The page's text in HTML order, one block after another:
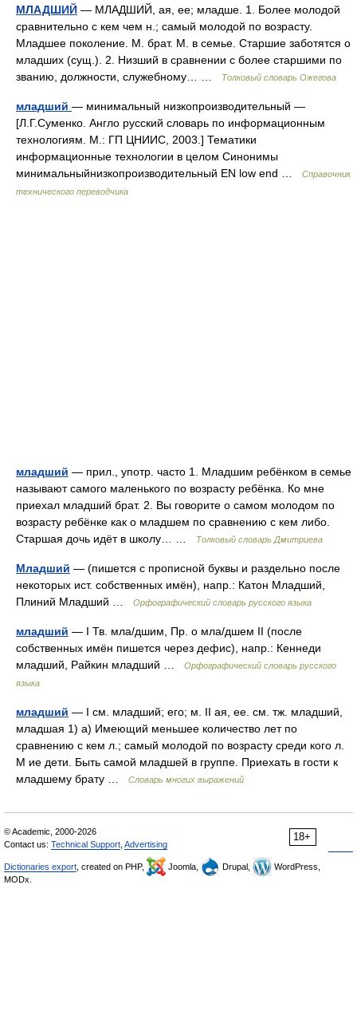
МЛАДШИЙ — МЛАДШИЙ, ая, ее; младше. 1. Более молодой
сравнительно с кем чем н.; самый молодой по возрасту.
Младшее поколение. М. брат. М. в семье. Старшие заботятся о
младших (сущ.). 2. Низший в сравнении с более старшими по
званию, должности, служебному… …
Толковый словарь Ожегова
младший — минимальный низкопроизводительный —
[Л.Г.Суменко. Англо русский словарь по информационным
технологиям. М.: ГП ЦНИИС, 2003.] Тематики
информационные технологии в целом Синонимы
минимальныйнизкопроизводительный EN low end …
Справочник
технического переводчика
младший — прил., употр. часто 1. Младшим ребёнком в семье
называют самого маленького по возрасту ребёнка. Ко мне
приехал младший брат. 2. Вы говорите о самом молодом по
возрасту ребёнке как о младшем по сравнению с кем либо.
Старшая дочь идёт в школу… …
Толковый словарь Дмитриева
Младший — (пишется с прописной буквы и раздельно после
некоторых ист. собственных имён), напр.: Катон Младший,
Плиний Младший …
Орфографический словарь русского языка
младший — I Тв. мла/дшим, Пр. о мла/дшем II (после
собственных имён пишется через дефис), напр.: Кеннеди
младший, Райкин младший …
Орфографический словарь русского
языка
младший — I см. младший; его; м. II ая, ее. см. тж. младший,
младшая 1) а) Имеющий меньшее количество лет по
сравнению с кем л.; самый молодой по возрасту среди кого л.
М ие дети. Быть самой младшей в группе. Приехать в гости к
младшему брату …
Словарь многих выражений
18+
© Academic, 2000-2026
Contact us: Technical Support Advertising
Dictionaries export , created on PHP, Joomla, Drupal,
WordPress,
MODx.